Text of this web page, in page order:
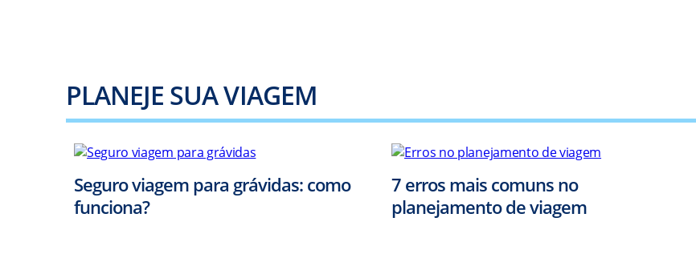
PLANEJE SUA VIAGEM
Seguro viagem para grávidas: como
funciona?
7 erros mais comuns no
planejamento de viagem